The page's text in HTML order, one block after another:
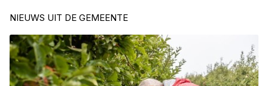
NIEUWS UIT DE GEMEENTE